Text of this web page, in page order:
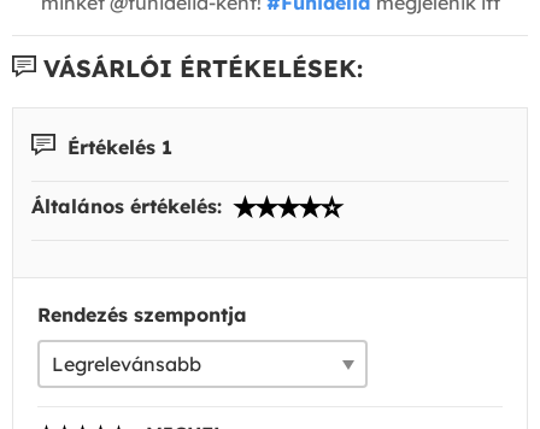
VÁSÁRLÓI ÉRTÉKELÉSEK:
Értékelés 1
Általános értékelés:
Rendezés szempontja